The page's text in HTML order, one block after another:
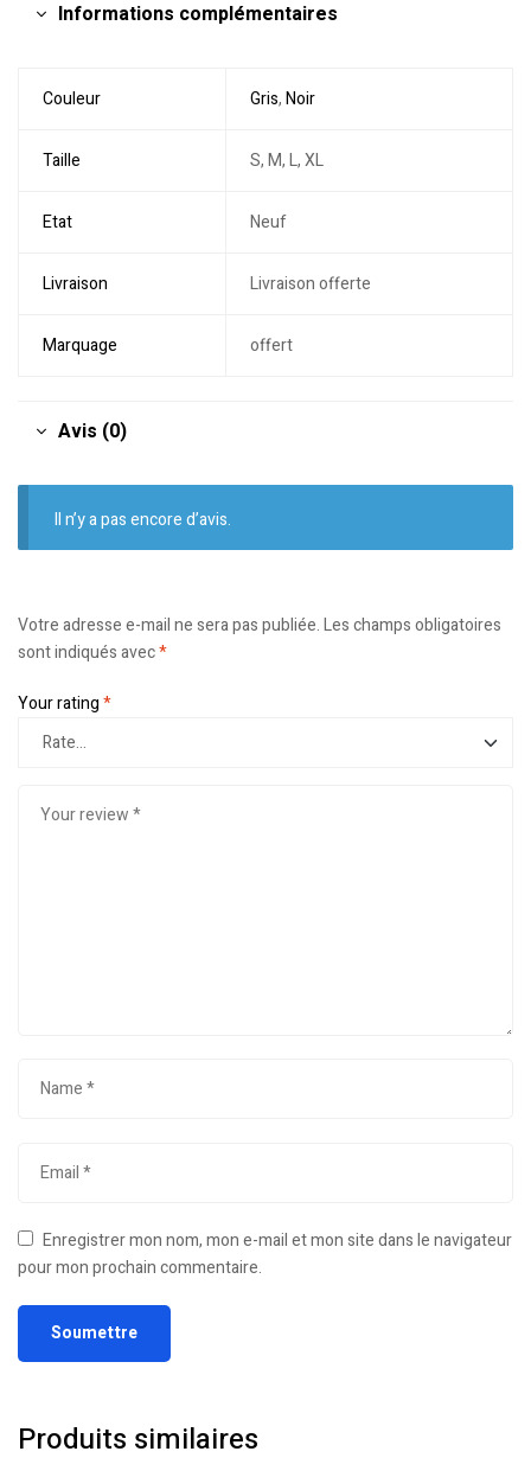
Informations complémentaires
Couleur Gris,Noir
Taille S, M, L, XL
Etat Neuf
Livraison Livraison offerte
Marquage offert
Avis (0)
Il n’y a pas encore d’avis.
Votre adresse e-mail ne sera pas publiée.Les champs obligatoires
sont indiqués avec*
Your rating*
Enregistrer mon nom, mon e-mail et mon site dans le navigateur
pour mon prochain commentaire.
Produits similaires